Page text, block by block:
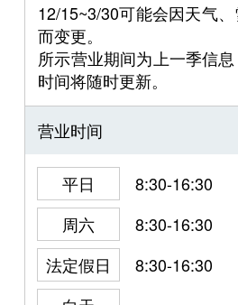
12/15~3/30可能会因天气
而变更。
所示营业期间为上一季信
时间将随时更新。
营业时间
平日
8:30-16:30
周六
8:30-16:30
法定假日
8:30-16:30